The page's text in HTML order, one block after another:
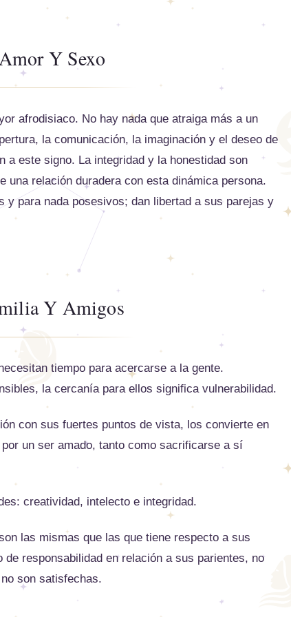
Y Sexo
afrodisiaco. No hay nada que atraiga más a un
la comunicación, la imaginación y el deseo de
a este signo. La integridad y la honestidad son
una relación duradera con esta dinámica persona.
y para nada posesivos; dan libertad a sus parejas y
Y Amigos
tiempo para acercarse a la gente.
la cercanía para ellos significa vulnerabilidad.
con sus fuertes puntos de vista, los convierte en
un ser amado, tanto como sacrificarse a sí
creatividad, intelecto e integridad.
las mismas que las que tiene respecto a sus
responsabilidad en relación a sus parientes, no
son satisfechas.